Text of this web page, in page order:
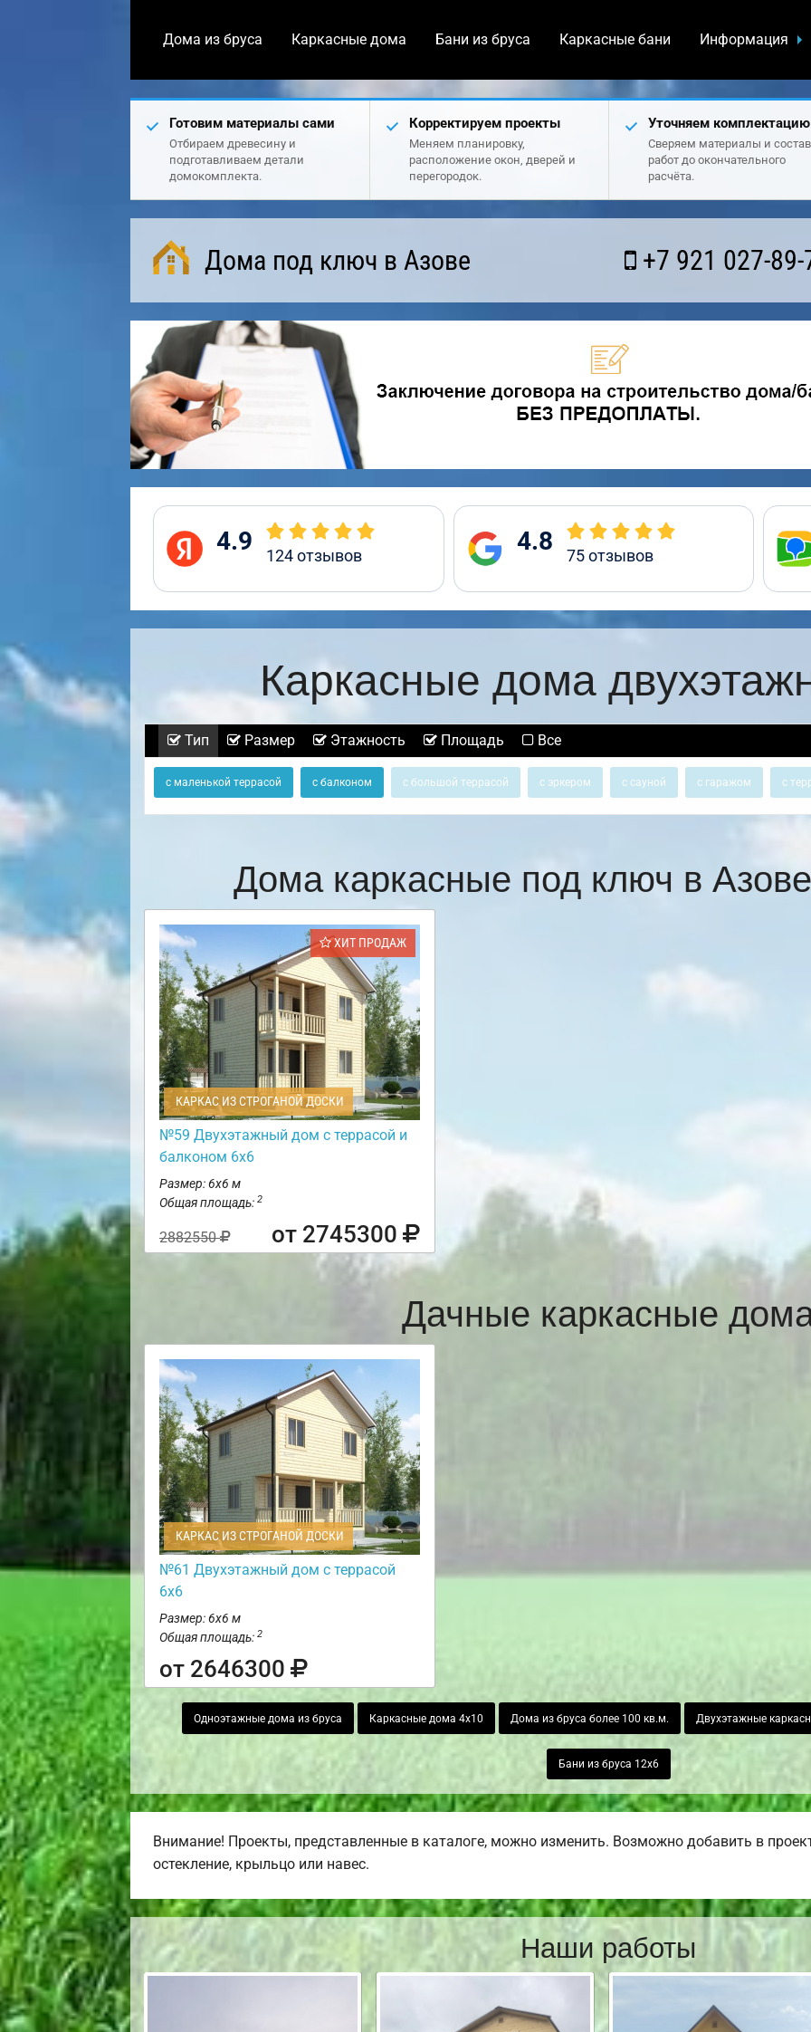
Дома из бруса Каркасные дома Бани из бруса Каркасные бани Информация
Готовим материалы сами
Отбираем древесину и
подготавливаем детали
домокомплекта.
Корректируем проекты
Меняем планировку,
расположение окон, дверей и
перегородок.
Уточняем комплектацию
Сверяем материалы и состав
работ до окончательного
расчёта.
Дома под ключ в Азове +7 921 027-89-
4.9 124отзывов 4.8 75отзывов
Каркасные дома
Тип Размер Этажность Площадь Все
с маленькой террасой с балконом с большой террасой с эркером с сауной с гаражом с
Дома каркасные под ключ в
ХИТ ПРОДАЖ
КАРКАС ИЗ СТРОГАНОЙ ДОСКИ
№59 Двухэтажный дом с террасой и
балконом 6х6
Размер: 6х6 м
Общая площадь: 2
2882550 от 2745300
Дачные каркасные
КАРКАС ИЗ СТРОГАНОЙ ДОСКИ
№61 Двухэтажный дом с террасой
6х6
Размер: 6х6 м
Общая площадь: 2
от 2646300
Одноэтажные дома из бруса Каркасные дома 4х10 Дома из бруса более 100 кв.м. Двухэтажные
Бани из бруса 12х6
Внимание! Проекты, представленные в каталоге, можно изменить. Возможно добавить в
остекление, крыльцо или навес.
Наши работы